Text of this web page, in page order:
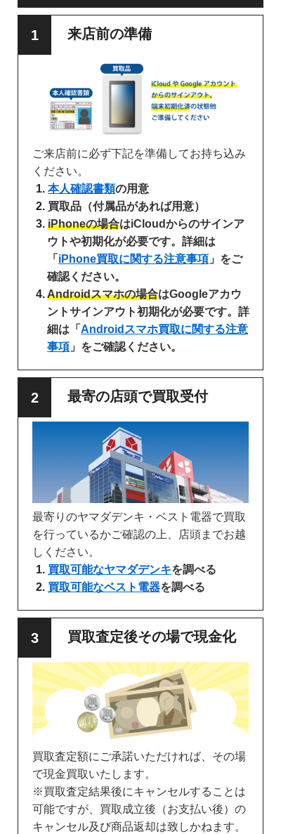
来店前の準備
ご来店前に必ず下記を準備してお持ち込み
ください。
本人確認書類の用意
買取品（付属品があれば用意）
iPhoneの場合はiCloudからのサインア
ウトや初期化が必要です。詳細は
「 iPhone買取に関する注意事項 」をご
確認ください。
Androidスマホの場合はGoogleアカウ
ントサインアウト初期化が必要です。詳
細は「 Androidスマホ買取に関する注意
事項 」をご確認ください。
最寄の店頭で買取受付
最寄りのヤマダデンキ・ベスト電器で買取
を行っているかご確認の上、店頭までお越
しください。
買取可能なヤマダデンキを調べる
買取可能なベスト電器を調べる
買取査定後その場で現金化
買取査定額にご承諾いただければ、その場
で現金買取いたします。
※買取査定結果後にキャンセルすることは
可能ですが、買取成立後（お支払い後）の
キャンセル及び商品返却は致しかねます。